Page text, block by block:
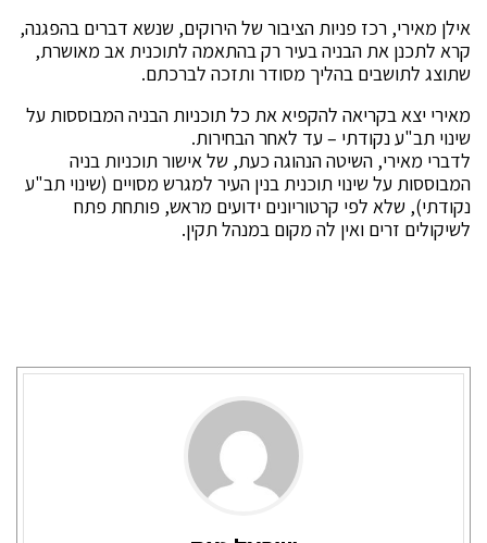
אילן מאירי, רכז פניות הציבור של הירוקים, שנשא דברים בהפגנה,
קרא לתכנן את הבניה בעיר רק בהתאמה לתוכנית אב מאושרת,
שתוצג לתושבים בהליך מסודר ותזכה לברכתם.
מאירי יצא בקריאה להקפיא את כל תוכניות הבניה המבוססות על
שינוי תב"ע נקודתי – עד לאחר הבחירות.
לדברי מאירי, השיטה הנהוגה כעת, של אישור תוכניות בניה
המבוססות על שינוי תוכנית בנין העיר למגרש מסויים (שינוי תב"ע
נקודתי), שלא לפי קרטוריונים ידועים מראש, פותחת פתח
לשיקולים זרים ואין לה מקום במנהל תקין.